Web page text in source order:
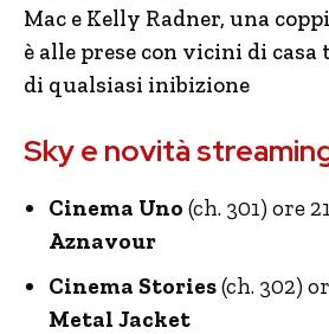
Mac e Kelly Radner, una
è alle prese con vicini di
di qualsiasi inibizione
Sky e novità
Cinema Uno (ch. 301) ore
Aznavour
Cinema Stories(ch. 302)
Metal Jacket